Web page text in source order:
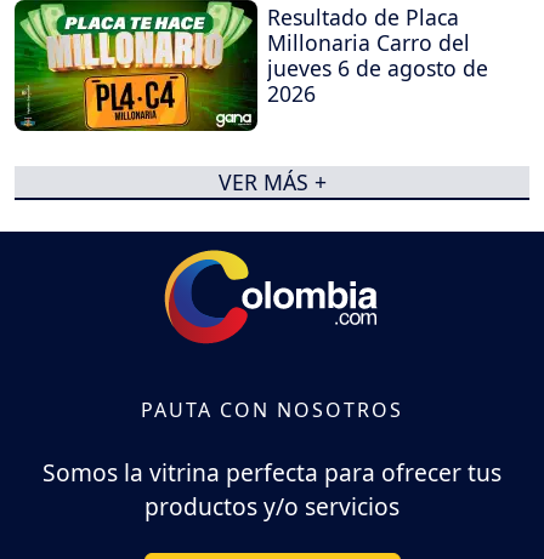
Resultado de Placa
Millonaria Carro del
jueves 6 de agosto de
2026
VER MÁS +
PAUTA CON NOSOTROS
Somos la vitrina perfecta para ofrecer tus
productos y/o servicios